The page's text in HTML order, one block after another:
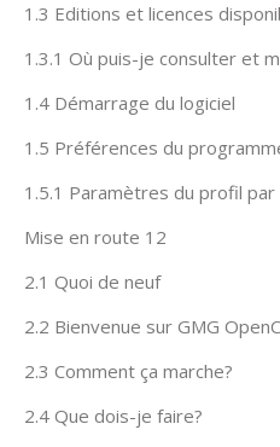
1.3 Editions et licences
1.3.1 Où puis-je consulter et
1.4 Démarrage du logiciel
1.5 Préférences du
1.5.1 Paramètres du profil
Mise en route 12
2.1 Quoi de neuf
2.2 Bienvenue sur GMG
2.3 Comment ça marche?
2.4 Que dois-je faire?